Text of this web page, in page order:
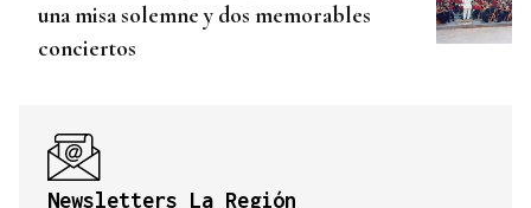
una misa solemne y dos memorables
conciertos
Newsletters La Región